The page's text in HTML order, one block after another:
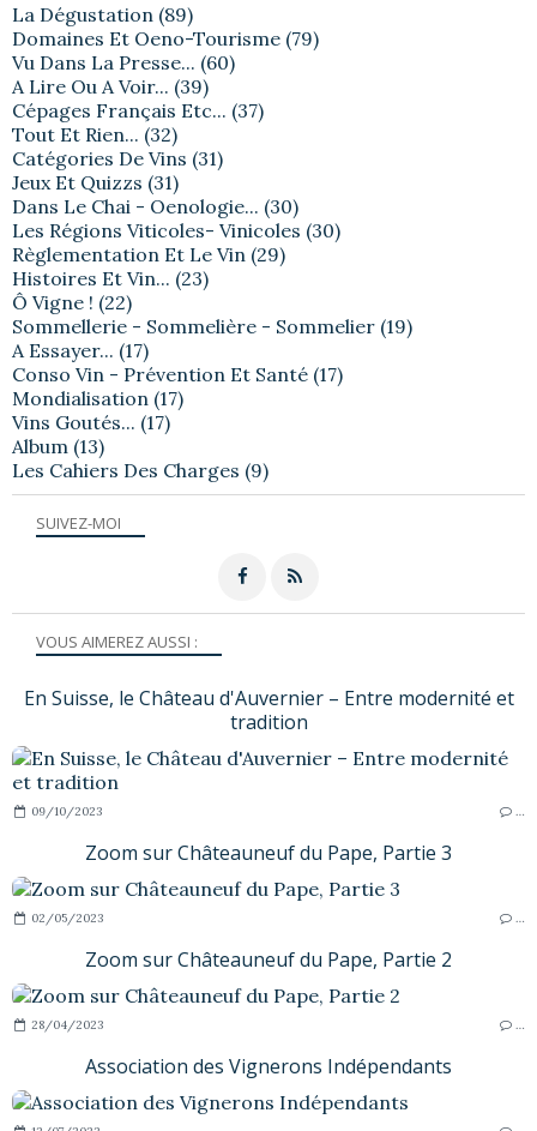
SUIVEZ-MOI
VOUS AIMEREZ AUSSI :
En Suisse, le Château d'Auvernier – Entre modernité et
tradition
09/10/2023
Zoom sur Châteauneuf du Pape, Partie 3
02/05/2023
Zoom sur Châteauneuf du Pape, Partie 2
28/04/2023
Association des Vignerons Indépendants
La Dégustation (89)
Domaines Et Oeno-Tourisme (79)
Vu Dans La Presse... (60)
A Lire Ou A Voir... (39)
Cépages Français Etc... (37)
Tout Et Rien... (32)
Catégories De Vins (31)
Jeux Et Quizzs (31)
Dans Le Chai - Oenologie... (30)
Les Régions Viticoles- Vinicoles (30)
Règlementation Et Le Vin (29)
Histoires Et Vin... (23)
Ô Vigne ! (22)
Sommellerie - Sommelière - Sommelier (19)
A Essayer... (17)
Conso Vin - Prévention Et Santé (17)
Mondialisation (17)
Vins Goutés... (17)
Album (13)
Les Cahiers Des Charges (9)